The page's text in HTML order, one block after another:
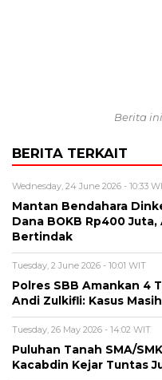
Berita
BERITA TERKAIT
Wednesday, 24 June 2026 - 10:33
Mantan Bendahara
Dana BOKB Rp400
Bertindak
Tuesday, 2 June 2026 - 10:01 WIT
Polres SBB Amankan 4
Andi Zulkifli: Kasus
Tuesday, 26 May 2026 - 14:02 WIT
Puluhan Tanah SMA/
Kacabdin Kejar Tuntas